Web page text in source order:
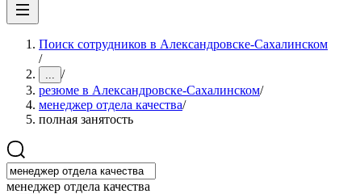
Поиск сотрудников в Александровске-Сахалинском
/
... /
резюме в Александровске-Сахалинском/
менеджер отдела качества/
полная занятость
менеджер отдела качества